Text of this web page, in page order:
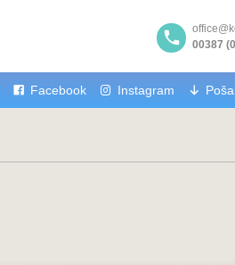
00387
Facebook Instagram